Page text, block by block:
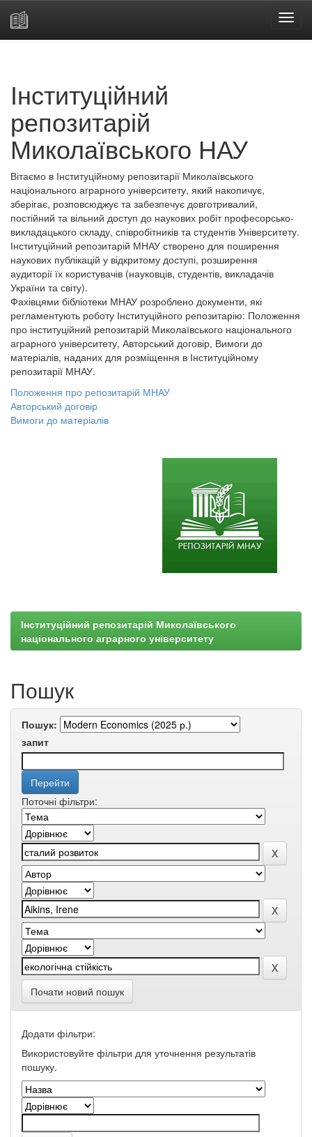
Інституційний
репозитарій
Миколаївського НАУ
Вітаємо в Інституційному репозитарії Миколаївського
національного аграрного університету, який накопичує,
зберігає, розповсюджує та забезпечує довготривалий,
постійний та вільний доступ до наукових робіт професорсько-
викладацького складу, співробітників та студентів Університету.
Інституційний репозитарій МНАУ створено для поширення
наукових публікацій у відкритому доступі, розширення
аудиторії їх користувачів (науковців, студентів, викладачів
України та світу).
Фахівцями бібліотеки МНАУ розроблено документи, які
регламентують роботу Інституційного репозитарію: Положення
про інституційний репозитарій Миколаївського національного
аграрного університету, Авторський договір, Вимоги до
матеріалів, наданих для розміщення в Інституційному
репозитарії МНАУ.
Положення про репозитарій МНАУ
Авторський договір
Вимоги до матеріалів
Інституційний репозитарій Миколаївського
національного аграрного університету
Пошук
Пошук:
запит
Поточні фільтри:
Почати новий пошук
Додати фільтри:
Використовуйте фільтри для уточнення результатів
пошуку.